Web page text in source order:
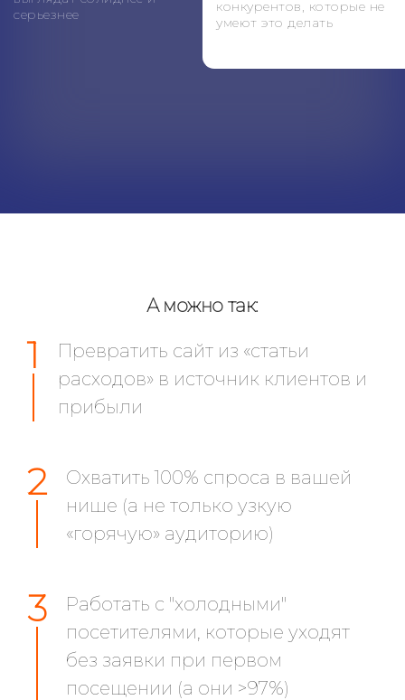
серьезнее
конкурентов, которые не
умеют это делать
А можно так:
1
Превратить сайт из «статьи
расходов» в источник клиентов и
прибыли
2
Охватить 100% спроса в вашей
нише (а не только узкую
«горячую» аудиторию)
3
Работать с "холодными"
посетителями, которые уходят
без заявки при первом
посещении (а они >97%)